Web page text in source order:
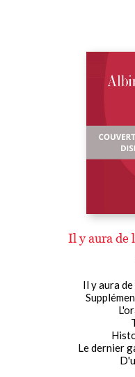
Il y aura de
Il y aura
Le dernier